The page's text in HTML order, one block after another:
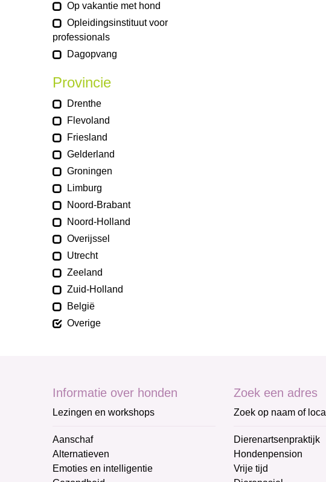
Op vakantie met hond
Opleidingsinstituut voor
professionals
Dagopvang
Provincie
Drenthe
Flevoland
Friesland
Gelderland
Groningen
Limburg
Noord-Brabant
Noord-Holland
Overijssel
Utrecht
Zeeland
Zuid-Holland
België
Overige
Informatie over honden
Lezingen en workshops
Aanschaf
Alternatieven
Emoties en intelligentie
Zoek een adres
Zoek op naam of
Dierenartsenpraktijk
Hondenpension
Vrije tijd